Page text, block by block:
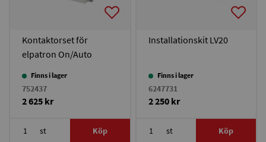
Kontaktorset för
elpatron On/Auto
Finns i lager
752437
2 625 kr
st Köp
Installationskit LV20
Finns i lager
6247731
2 250 kr
st Köp